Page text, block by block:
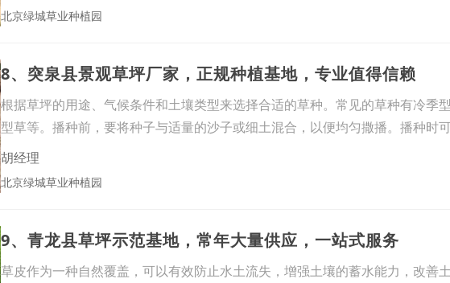
北京绿城草业种植园
8、突泉县景观草坪厂家，正规种植基地，专业值得信赖
根据草坪的用途、气候条件和土壤类型来选择合适的草种。常见的草种有冷季
型草等。播种前，要将种子与适量的沙子或细土混合，以便均匀撒播。播种时
械播
胡经理
北京绿城草业种植园
9、青龙县草坪示范基地，常年大量供应，一站式服务
草皮作为一种自然覆盖，可以有效防止水土流失，增强土壤的蓄水能力，改善